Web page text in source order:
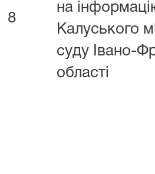
8
на
Калуського
суду Івано-
області